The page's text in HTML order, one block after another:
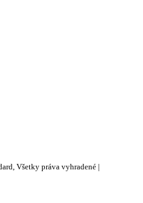
Všetky práva vyhradené |